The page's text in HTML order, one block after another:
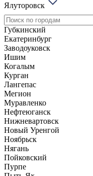
Ялуторовск
Губкинский
Екатеринбург
Заводоуковск
Ишим
Когалым
Курган
Лангепас
Мегион
Муравленко
Нефтеюганск
Нижневартовск
Новый Уренгой
Ноябрьск
Нягань
Пойковский
Пурпе